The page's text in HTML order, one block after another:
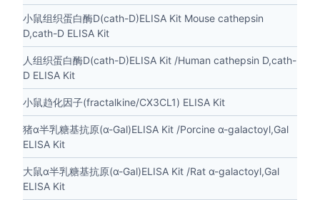
小鼠组织蛋白酶D(cath-D)ELISA Kit Mouse cathepsin
D,cath-D ELISA Kit
人组织蛋白酶D(cath-D)ELISA Kit /Human cathepsin D,cath-
D ELISA Kit
小鼠趋化因子(fractalkine/CX3CL1) ELISA Kit
猪α半乳糖基抗原(α-Gal)ELISA Kit /Porcine α-galactoyl,Gal
ELISA Kit
大鼠α半乳糖基抗原(α-Gal)ELISA Kit /Rat α-galactoyl,Gal
ELISA Kit